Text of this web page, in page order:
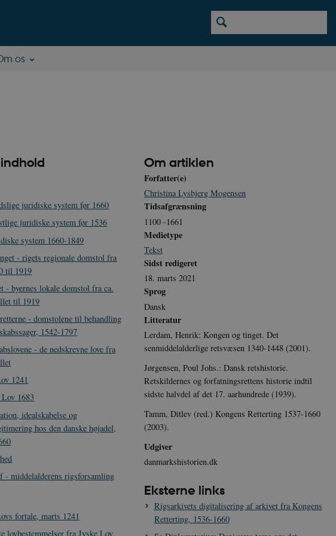
os
juridiske system før 1660
juridiske system før 1536
system 1660-1849
- rigets regionale domstol fra
til 1919
- byernes lokale domstol fra ca.
til 1919
- domstolene til behandling
1542-1797
- de nedskrevne love fra
1241
1683
idealskabelse og
hos den danske højadel,
- middelalderens rigsforsamling
fortale, marts 1241
lovbestemmelser fra Jyske Lov,
Om artiklen
Forfatter(e)
Christina Lysbjerg Mogensen
Tidsafgrænsning
1100 -1661
Medietype
Tekst
Sidst redigeret
18. marts 2021
Sprog
Dansk
Litteratur
Lerdam, Henrik: Kongen og tinget. Det
senmiddelalderlige retsvæsen 1340-1448 (2001).
Jørgensen, Poul Johs.: Dansk retshistorie.
Retskildernes og forfatningsrettens historie indtil
sidste halvdel af det 17. aarhundrede (1939).
Tamm, Ditlev (red.) Kongens Retterting 1537-1660
(2003).
Udgiver
danmarkshistorien.dk
Eksterne links
Rigsarkivets digitalisering af arkivet fra Kongens
Retterting, 1536-1660